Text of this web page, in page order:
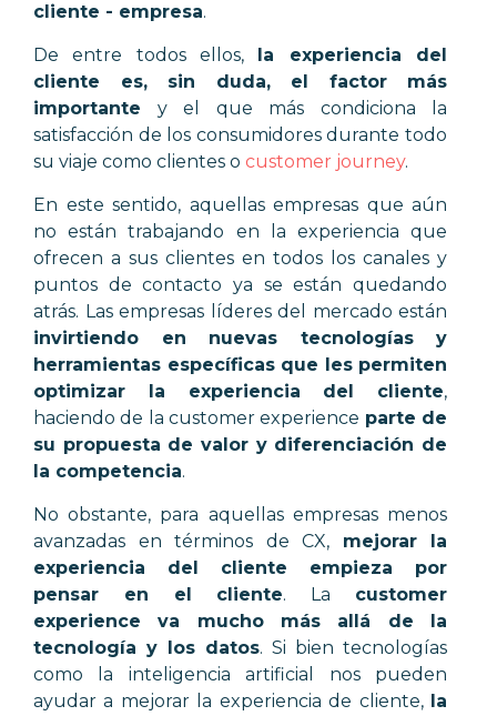
cliente - empresa.
De entre todos ellos,
la experiencia del
cliente es, sin duda, el factor más
importante y el que más condiciona la
satisfacción de los consumidores durante todo
su viaje como clientes o customer journey.
En este sentido, aquellas empresas que aún
no están trabajando en la experiencia que
ofrecen a sus clientes en todos los canales y
puntos de contacto ya se están quedando
atrás. Las empresas líderes del mercado están
invirtiendo en nuevas tecnologías y
herramientas específicas que les permiten
optimizar la experiencia del cliente,
haciendo de la customer experience parte de
su propuesta de valor y diferenciación de
la competencia.
No obstante, para aquellas empresas menos
avanzadas en términos de CX, mejorar la
experiencia del cliente empieza por
pensar en el cliente. La customer
experience va mucho más allá de la
tecnología y los datos. Si bien tecnologías
como la inteligencia artificial nos pueden
ayudar a mejorar la experiencia de cliente,
la